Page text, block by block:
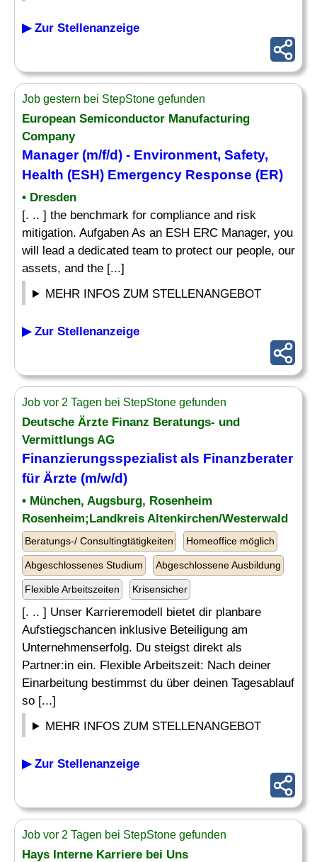
▶ Zur Stellenanzeige
Job gestern bei StepStone gefunden
European Semiconductor Manufacturing
Company
Manager (m/f/d) - Environment, Safety,
Health (ESH) Emergency Response (ER)
• Dresden
[. .. ] the benchmark for compliance and risk
mitigation. Aufgaben As an ESH ERC Manager, you
will lead a dedicated team to protect our people, our
assets, and the [...]
MEHR INFOS ZUM STELLENANGEBOT
▶ Zur Stellenanzeige
Job vor 2 Tagen bei StepStone gefunden
Deutsche Ärzte Finanz Beratungs- und
Vermittlungs AG
Finanzierungsspezialist als Finanzberater
für Ärzte (m/w/d)
• München, Augsburg, Rosenheim
Rosenheim;Landkreis Altenkirchen/Westerwald
Beratungs-/ Consultingtätigkeiten Homeoffice möglich
Abgeschlossenes Studium Abgeschlossene Ausbildung
Flexible Arbeitszeiten Krisensicher
[. .. ] Unser Karrieremodell bietet dir planbare
Aufstiegschancen inklusive Beteiligung am
Unternehmenserfolg. Du steigst direkt als
Partner:in ein. Flexible Arbeitszeit: Nach deiner
Einarbeitung bestimmst du über deinen Tagesablauf
so [...]
MEHR INFOS ZUM STELLENANGEBOT
▶ Zur Stellenanzeige
Job vor 2 Tagen bei StepStone gefunden
Hays Interne Karriere bei Uns